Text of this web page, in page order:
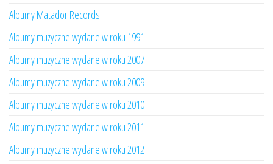
Albumy Matador Records
Albumy muzyczne wydane w roku 1991
Albumy muzyczne wydane w roku 2007
Albumy muzyczne wydane w roku 2009
Albumy muzyczne wydane w roku 2010
Albumy muzyczne wydane w roku 2011
Albumy muzyczne wydane w roku 2012